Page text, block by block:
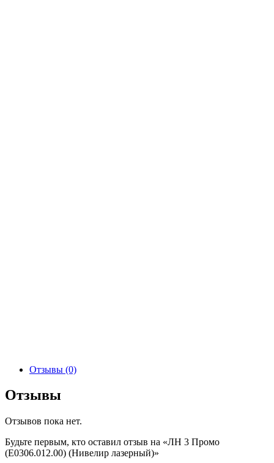
Отзывы (0)
Отзывы
Отзывов пока нет.
Будьте первым, кто оставил отзыв на «ЛН 3 Промо
(Е0306.012.00) (Нивелир лазерный)»